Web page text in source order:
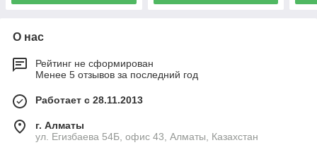
О нас
Рейтинг не сформирован
Менее 5 отзывов за последний год
Работает с 28.11.2013
г. Алматы
ул. Егизбаева 54Б, офис 43, Алматы, Казахстан